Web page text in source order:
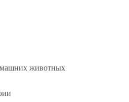
животных